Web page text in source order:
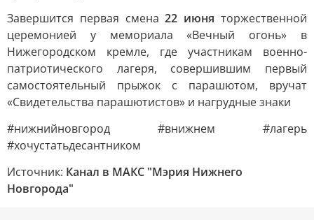
Завершится первая смена22 июня торжественной
церемонией у мемориала «Вечный огонь» в
Нижегородском кремле, где участникам военно-
патриотического лагеря, совершившим первый
самостоятельный прыжок с парашютом, вручат
«Свидетельства парашютистов» и нагрудные знаки
#нижнийновгород #внижнем #лагерь
#хочустатьдесантником
Источник: Канал в МАКС "Мэрия Нижнего
Новгорода"